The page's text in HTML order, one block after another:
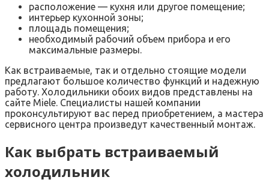
расположение — кухня или другое помещение;
интерьер кухонной зоны;
площадь помещения;
необходимый рабочий объем прибора и его
максимальные размеры.
Как встраиваемые, так и отдельно стоящие модели
предлагают большое количество функций и надежную
работу. Холодильники обоих видов представлены на
cайте Miele. Специалисты нашей компании
проконсультируют вас перед приобретением, а мастера
сервисного центра произведут качественный монтаж.
Как выбрать встраиваемый
холодильник